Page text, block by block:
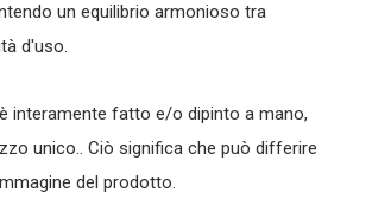
un equilibrio armonioso tra
d'uso.
interamente fatto e/o dipinto a mano,
unico.. Ciò significa che può differire
del prodotto.